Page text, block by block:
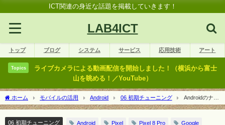
ICT関連の身近な話題を掲載していきます！
LAB4ICT
トップ ブログ システム サービス 応用技術 アート
Topics
ライブカメラによる動画配信を開始しました！（横浜から富士
山を眺める！／YouTube）
ホーム モバイルの活用 Android 06 初期チューニング
Androidのナビ
ゲーションの動作を3ボタンに戻す！（Pixel 8 Pro）
06 初期チューニング Android Pixel Pixel 8 Pro Google